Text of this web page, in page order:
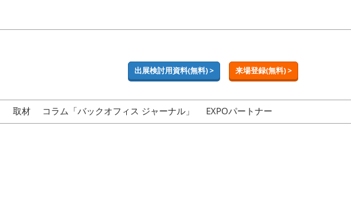
出展検討用資料(無料) > 来場登録(無料) >
取材 コラム「バックオフィス ジャーナル」 EXPOパートナー